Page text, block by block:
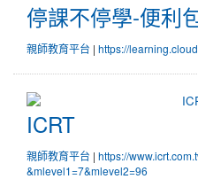
停課不停學-便利
親師教育平台 | https://
ICRT
親師教育平台 | https://
&mlevel1=7&mlevel2=96